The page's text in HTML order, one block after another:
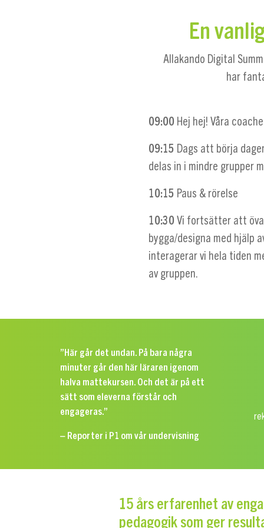
En
Allakando Digital
har
09:00 Hej hej! Våra
09:15 Dags att börja
delas in i mindre grupper
10:15 Paus & rörelse
10:30 Vi fortsätter att
bygga/designa med hjälp
interagerar vi hela tiden
av gruppen.
”Här går det undan. På bara några
minuter går den här läraren igenom
halva mattekursen. Och det är på ett
sätt som eleverna förstår och
engageras.”
– Reporter i P1 om vår undervisning
15 års erfarenhet av
pedagogik som ger